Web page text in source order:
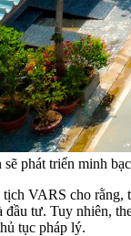
phát triển minh
VARS cho rằng,
đầu tư. Tuy nhiên,
tục pháp lý.